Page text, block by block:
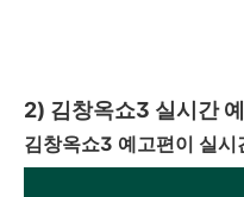
2) 김창옥쇼3 실시간 예
김창옥쇼3 예고편이 실